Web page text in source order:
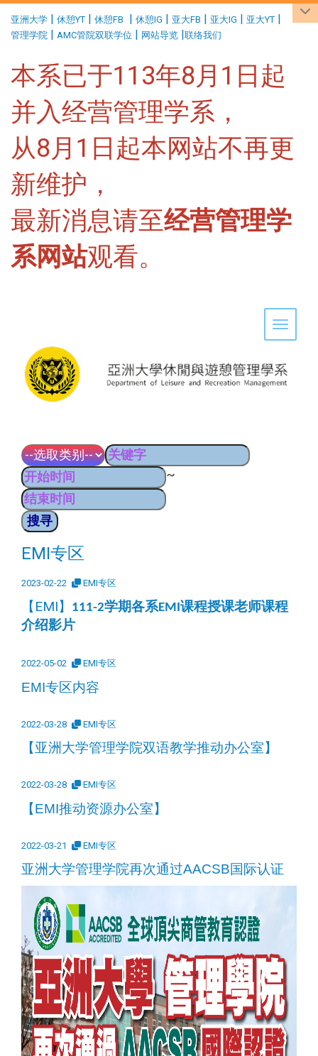
亚洲大学 | 休憩YT | 休憩FB | 休憩IG | 亚大FB | 亚大IG | 亚大YT |
管理学院 | AMC管院双联学位 | 网站导览 |联络我们
本系已于113年8月1日起
并入经营管理学系，
从8月1日起本网站不再更
新维护，
最新消息请至经营管理学
系网站观看。
Toggle
~
EMI专区
2023-02-22 EMI专区
【EMI】 111-2学期各系EMI课程授课老师课程
介绍影片
2022-05-02 EMI专区
EMI专区内容
2022-03-28 EMI专区
【亚洲大学管理学院双语教学推动办公室】
2022-03-28 EMI专区
【EMI推动资源办公室】
2022-03-21 EMI专区
亚洲大学管理学院再次通过AACSB国际认证